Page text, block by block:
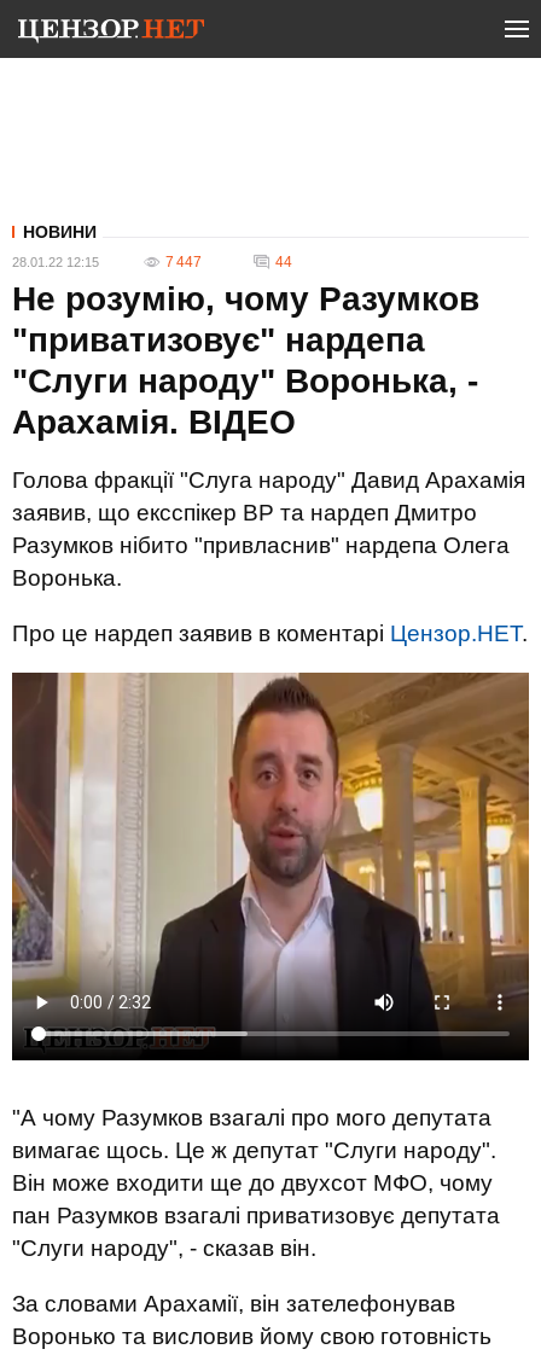
НОВИНИ
28.01.22 12:15 7 447 44
Не розумію, чому Разумков
"приватизовує" нардепа
"Слуги народу" Воронька, -
Арахамія. ВIДЕО
Голова фракції "Слуга народу" Давид Арахамія
заявив, що ексспікер ВР та нардеп Дмитро
Разумков нібито "привласнив" нардепа Олега
Воронька.
Про це нардеп заявив в коментарі Цензор.НЕТ.
"А чому Разумков взагалі про мого депутата
вимагає щось. Це ж депутат "Слуги народу".
Він може входити ще до двухсот МФО, чому
пан Разумков взагалі приватизовує депутата
"Слуги народу", - сказав він.
За словами Арахамії, він зателефонував
Воронько та висловив йому свою готовність